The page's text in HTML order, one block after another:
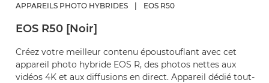
APPAREILS PHOTO HYBRIDES EOS R50
EOS R50 [Noir]
Créez votre meilleur contenu époustouflant avec cet
appareil photo hybride EOS R, des photos nettes aux
vidéos 4K et aux diffusions en direct. Appareil dédié tout-